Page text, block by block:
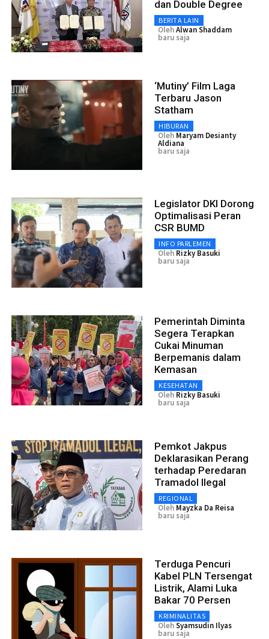
dan Double Degree
BERITA LAIN
OlehAlwan Shaddam
baru saja
‘Mutiny’ Film Laga
Terbaru Jason
Statham
HIBURAN
Oleh Maryam Desianty
Aldiana
baru saja
Legislator DKI Dorong
Optimalisasi Peran
CSR BUMD
INFO PARLEMEN
Oleh Rizky Basuki
baru saja
Pemerintah Diminta
Segera Terapkan
Cukai Minuman
Berpemanis dalam
Kemasan
KESEHATAN
Oleh Rizky Basuki
baru saja
Pemkot Jakpus
Deklarasikan Perang
terhadap Peredaran
Tramadol Ilegal
REGIONAL
Oleh Mayzka Da Reisa
baru saja
Terduga Pencuri
Kabel PLN Tersengat
Listrik, Alami Luka
Bakar 70 Persen
KRIMINALITAS
OlehSyamsudin Ilyas
baru saja